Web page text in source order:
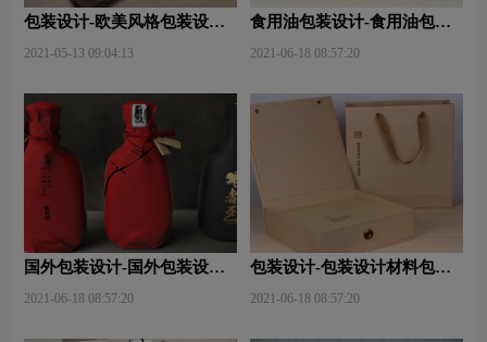
包装设计-欧美风格包装设
2021-05-13 09:04:13
食用油包装设计-食用油包装
2021-06-18 08:57:20
国外包装设计-国外包装设计
2021-06-18 08:57:20
包装设计-包装设计材料包含
2021-06-18 08:57:20